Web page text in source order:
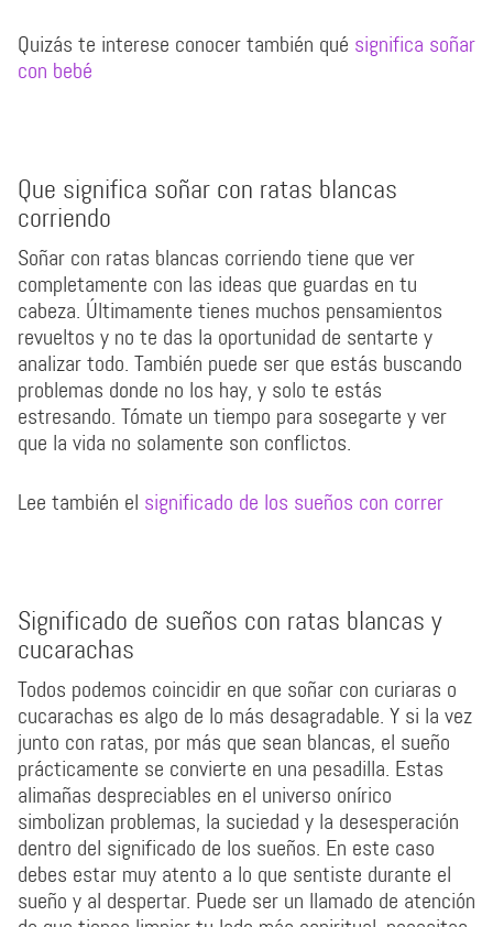
Quizás te interese conocer también qué significa soñar
con bebé
Que significa soñar con ratas blancas
corriendo
Soñar con ratas blancas corriendo tiene que ver
completamente con las ideas que guardas en tu
cabeza. Últimamente tienes muchos pensamientos
revueltos y no te das la oportunidad de sentarte y
analizar todo. También puede ser que estás buscando
problemas donde no los hay, y solo te estás
estresando. Tómate un tiempo para sosegarte y ver
que la vida no solamente son conflictos.
Lee también el significado de los sueños con correr
Significado de sueños con ratas blancas y
cucarachas
Todos podemos coincidir en que soñar con curiaras o
cucarachas es algo de lo más desagradable. Y si la vez
junto con ratas, por más que sean blancas, el sueño
prácticamente se convierte en una pesadilla. Estas
alimañas despreciables en el universo onírico
simbolizan problemas, la suciedad y la desesperación
dentro del significado de los sueños. En este caso
debes estar muy atento a lo que sentiste durante el
sueño y al despertar. Puede ser un llamado de atención